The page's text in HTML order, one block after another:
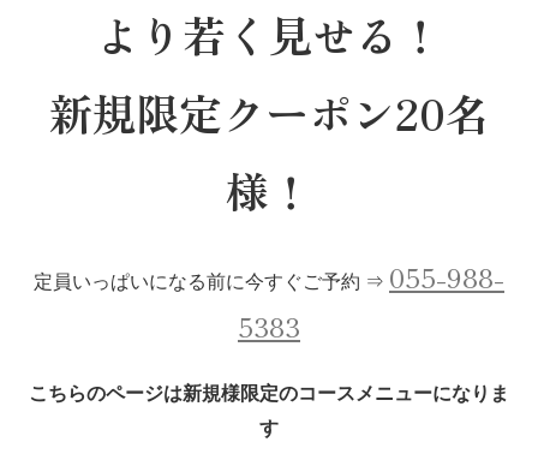
より若く見せる！
新規限定クーポン20名
様！
定員いっぱいになる前に今すぐご予約 ⇒ 055-988-
5383
こちらのページは新規様限定のコースメニューになりま
す